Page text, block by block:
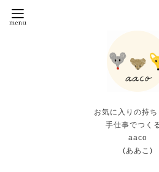
お気に入りの持ち
手仕事でつく
aaco
(ああこ)